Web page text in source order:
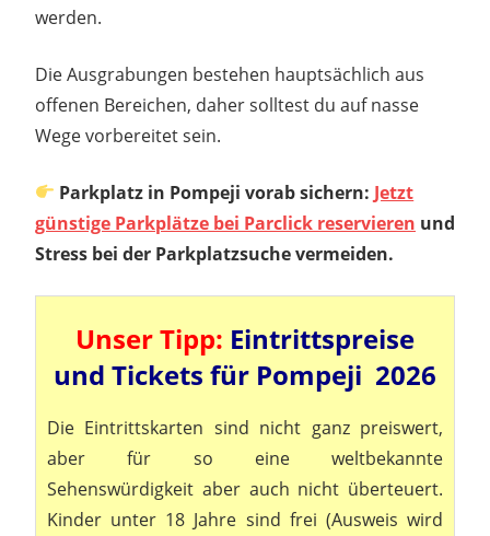
werden.
Die Ausgrabungen bestehen hauptsächlich aus
offenen Bereichen, daher solltest du auf nasse
Wege vorbereitet sein.
Parkplatz in Pompeji vorab sichern: Jetzt
günstige Parkplätze bei Parclick reservieren und
Stress bei der Parkplatzsuche vermeiden.
Unser Tipp: Eintrittspreise
und Tickets für Pompeji 2026
Die Eintrittskarten sind nicht ganz preiswert,
aber für so eine weltbekannte
Sehenswürdigkeit aber auch nicht überteuert.
Kinder unter 18 Jahre sind frei (Ausweis wird